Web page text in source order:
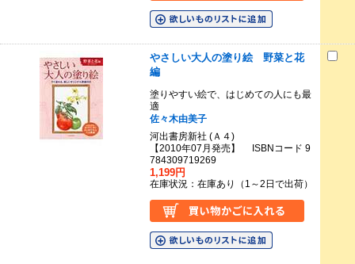
やさしい大人の塗り絵 野菜と花
編
塗りやすい絵で、はじめての人にも最
適
佐々木由美子
河出書房新社 (Ａ４)
【2010年07月発売】 ISBNコード 9
784309719269
1,199円
在庫状況：在庫あり（1～2日で出荷）